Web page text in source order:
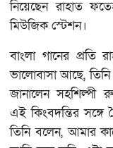
নিয়েছেন রাহাত
মিউজিক স্টেশন।
বাংলা গানের
ভালোবাসা আছে,
জানালেন সহশিল্পী
এই কিংবদন্তির সঙ্গে
তিনি বলেন, আমার